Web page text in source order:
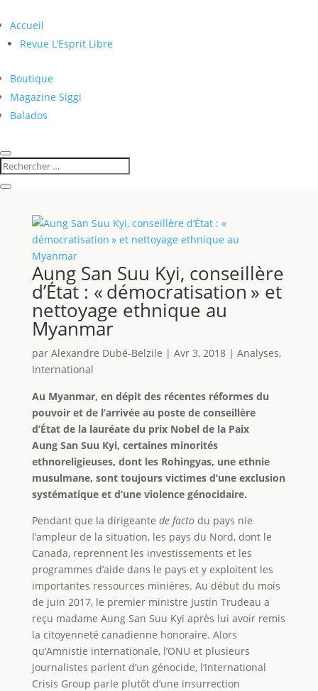
Accueil
Revue L’Esprit Libre
Boutique
Magazine Siggi
Balados
Aung San Suu Kyi, conseillère
d’État : « démocratisation » et
nettoyage ethnique au
Myanmar
par Alexandre Dubé-Belzile | Avr 3, 2018| Analyses,
International
Au Myanmar, en dépit des récentes réformes du
pouvoir et de l’arrivée au poste de conseillère
d’État de la lauréate du prix Nobel de la Paix
Aung San Suu Kyi, certaines minorités
ethnoreligieuses, dont les Rohingyas, une ethnie
musulmane, sont toujours victimes d’une exclusion
systématique et d’une violence génocidaire.
Pendant que la dirigeante de factodu pays nie
l’ampleur de la situation, les pays du Nord, dont le
Canada, reprennent les investissements et les
programmes d’aide dans le pays et y exploitent les
importantes ressources minières. Au début du mois
de juin 2017, le premier ministre Justin Trudeau a
reçu madame Aung San Suu Kyi après lui avoir remis
la citoyenneté canadienne honoraire. Alors
qu’Amnistie internationale, l’ONU et plusieurs
journalistes parlent d’un génocide, l’International
Crisis Group parle plutôt d’une insurrection